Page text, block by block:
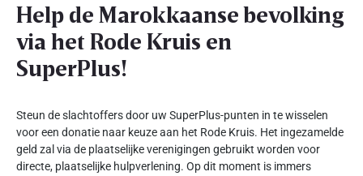
Help de Marokkaanse bevolking
via het Rode Kruis en
SuperPlus!
Steun de slachtoffers door uw SuperPlus-punten in te wisselen
voor een donatie naar keuze aan het Rode Kruis. Het ingezamelde
geld zal via de plaatselijke verenigingen gebruikt worden voor
directe, plaatselijke hulpverlening. Op dit moment is immers